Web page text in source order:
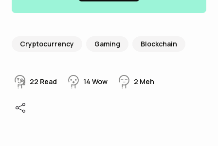
Cryptocurrency Gaming Blockchain
22 Read 14 Wow 2 Meh